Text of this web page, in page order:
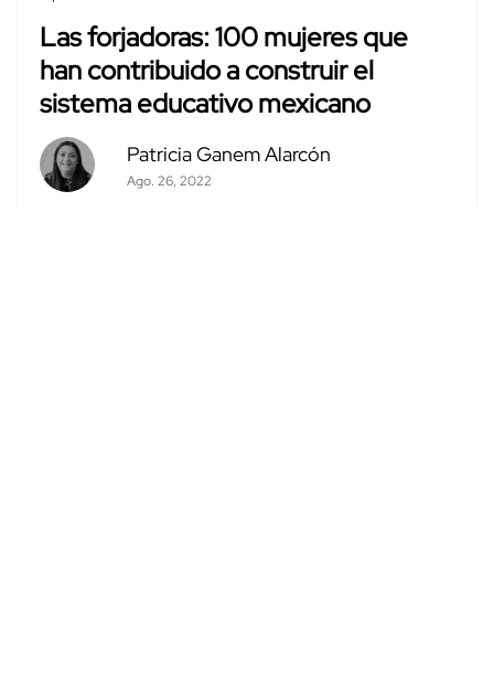
Las forjadoras: 100 mujeres que
han contribuido a construir el
sistema educativo mexicano
Patricia Ganem Alarcón
Ago. 26, 2022